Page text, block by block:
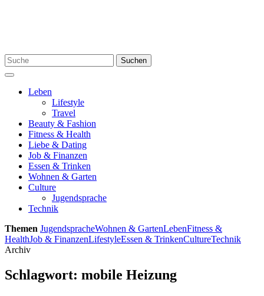
Search
for:
Suchen
Menu
Leben
Lifestyle
Travel
Beauty & Fashion
Fitness & Health
Liebe & Dating
Job & Finanzen
Essen & Trinken
Wohnen & Garten
Culture
Jugendsprache
Technik
Themen JugendspracheWohnen & GartenLebenFitness &
HealthJob & FinanzenLifestyleEssen & TrinkenCultureTechnik
Archiv
Schlagwort: mobile Heizung